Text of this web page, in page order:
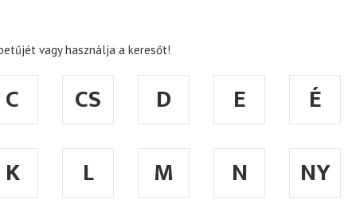
vagy használja a keresőt!
C CS D E É
K L M N NY